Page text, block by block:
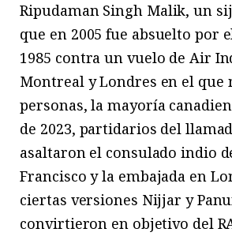
Ripudaman Singh Malik, un
que en 2005 fue absuelto por
1985 contra un vuelo de Air
Montreal y Londres en el que
personas, la mayoría
de 2023, partidarios del
asaltaron el consulado indio
Francisco y la embajada en
ciertas versiones Nijjar y
convirtieron en objetivo del